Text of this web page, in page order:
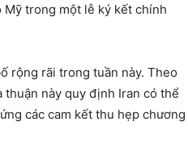
Mỹ trong một lễ ký kết chính
rộng rãi trong tuần này. Theo
thuận này quy định Iran có thể
các cam kết thu hẹp chương